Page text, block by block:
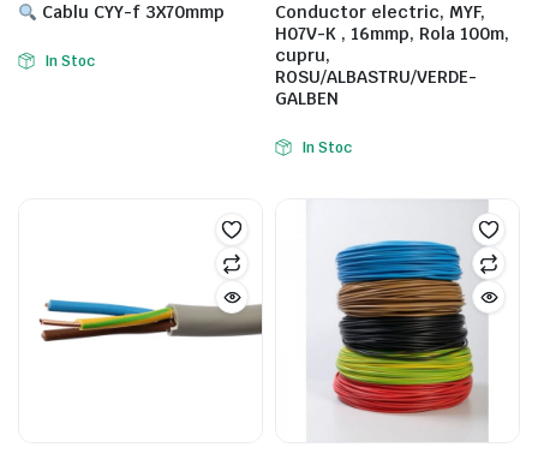
Cablu CYY-f 3X70mmp
In Stoc
Conductor electric, MYF,
H07V-K , 16mmp, Rola 100m,
cupru,
ROSU/ALBASTRU/VERDE-
GALBEN
In Stoc